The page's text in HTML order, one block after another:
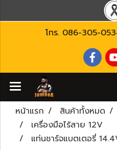
โทร. 086-305-
หน้าแรก สินค้าทั้งหมด
เครื่องมือไร้สาย 12V
แท่นชาร์จแบตเตอรี่